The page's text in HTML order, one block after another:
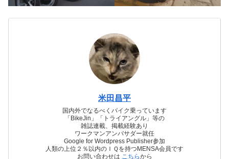
米田昌平
国内外でなるべくバイク乗っています
「BikeJin」「トライアングル」等の
雑誌連載、掲載経験あり
ワークマンアンバサダー就任
Google for Wordpress Publisher参加
人類の上位２％以内のＩＱを持つMENSA会員です
お問い合わせは こちらから